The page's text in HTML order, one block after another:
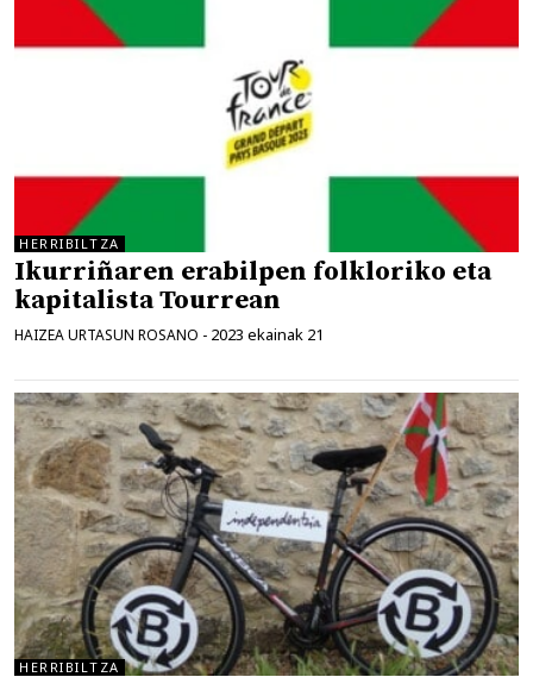
HERRIBILTZA
Ikurriñaren erabilpen folkloriko eta
kapitalista Tourrean
HAIZEA URTASUN ROSANO - 2023 ekainak 21
HERRIBILTZA